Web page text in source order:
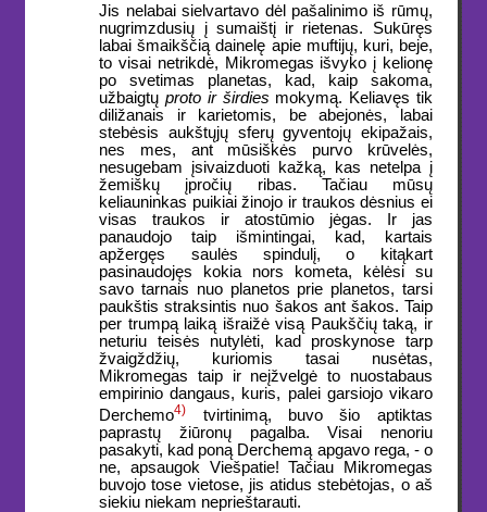
Jis nelabai sielvartavo dėl pašalinimo iš rūmų,
nugrimzdusių į sumaištį ir rietenas. Sukūręs
labai šmaikščią dainelę apie muftijų, kuri, beje,
to visai netrikdė, Mikromegas išvyko į kelionę
po svetimas planetas, kad, kaip sakoma,
užbaigtų proto ir širdies mokymą. Keliavęs tik
diližanais ir karietomis, be abejonės, labai
stebėsis aukštųjų sferų gyventojų ekipažais,
nes mes, ant mūsiškės purvo krūvelės,
nesugebam įsivaizduoti kažką, kas netelpa į
žemiškų įpročių ribas. Tačiau mūsų
keliauninkas puikiai žinojo ir traukos dėsnius ei
visas traukos ir atostūmio jėgas. Ir jas
panaudojo taip išmintingai, kad, kartais
apžergęs saulės spindulį, o kitąkart
pasinaudojęs kokia nors kometa, kėlėsi su
savo tarnais nuo planetos prie planetos, tarsi
paukštis straksintis nuo šakos ant šakos. Taip
per trumpą laiką išraižė visą Paukščių taką, ir
neturiu teisės nutylėti, kad proskynose tarp
žvaigždžių, kuriomis tasai nusėtas,
Mikromegas taip ir neįžvelgė to nuostabaus
empirinio dangaus, kuris, palei garsiojo vikaro
Derchemo4) tvirtinimą, buvo šio aptiktas
paprastų žiūronų pagalba. Visai nenoriu
pasakyti, kad poną Derchemą apgavo rega, - o
ne, apsaugok Viešpatie! Tačiau Mikromegas
buvojo tose vietose, jis atidus stebėtojas, o aš
siekiu niekam neprieštarauti.